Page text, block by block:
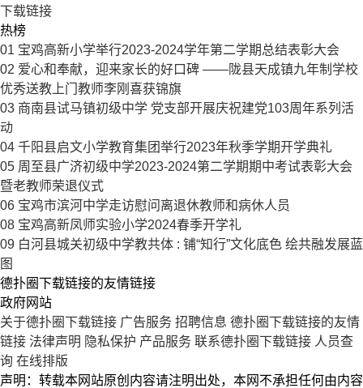
下载链接
热榜
01 宝鸡高新小学举行2023-2024学年第二学期总结表彰大会
02 爱心和奉献，迎来家长的好口碑 ——陇县天成镇九年制学校
优秀送教上门教师李刚喜获锦旗
03 商南县试马镇初级中学 党支部开展庆祝建党103周年系列活
动
04 千阳县启文小学教育集团举行2023年秋季学期开学典礼
05 周至县广济初级中学2023-2024第二学期期中考试表彰大会
暨老教师荣退仪式
06 宝鸡市滨河中学走访慰问离退休教师和病休人员
08 宝鸡高新凤师实验小学2024春季开学礼
09 白河县城关初级中学教共体 : 铺“知行”文化底色 绘共融发展蓝
图
德扑圈下载链接的友情链接
政府网站
关于德扑圈下载链接 广告服务 招聘信息 德扑圈下载链接的友情
链接 法律声明 隐私保护 产品服务 联系德扑圈下载链接 人员查
询 在线排版
声明：转载本网站原创内容请注明出处，本网不承担任何由内容